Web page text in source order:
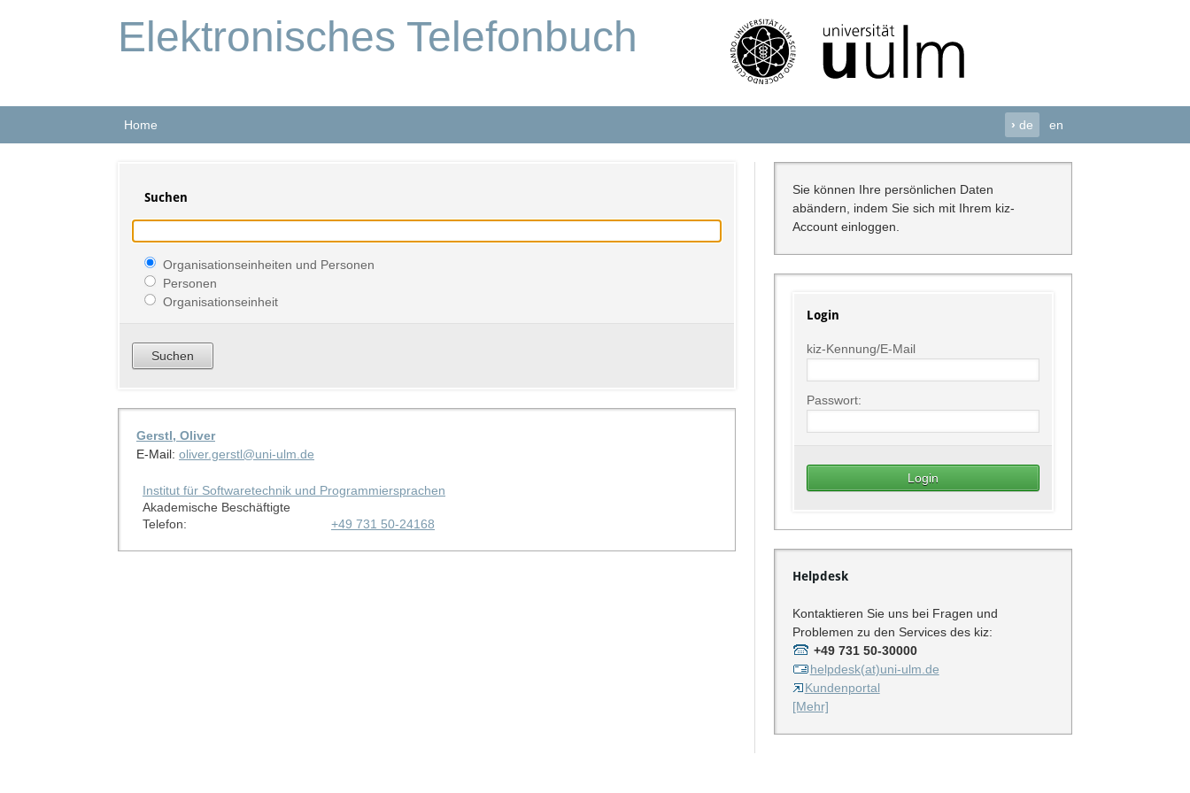
Elektronisches Telefonbuch
Home › de en
Suchen
Organisationseinheiten und Personen
Personen
Organisationseinheit
Gerstl, Oliver
E-Mail: oliver.gerstl@uni-ulm.de
Institut für Softwaretechnik und Programmiersprachen
Akademische Beschäftigte
Telefon:
+49 731 50-24168
Sie können Ihre persönlichen Daten
abändern, indem Sie sich mit Ihrem kiz-
Account einloggen.
Login
kiz-Kennung/E-Mail
Passwort:
Helpdesk
Kontaktieren Sie uns bei Fragen und
Problemen zu den Services des kiz:
+49 731 50-30000
helpdesk(at)uni-ulm.de
Kundenportal
[Mehr]